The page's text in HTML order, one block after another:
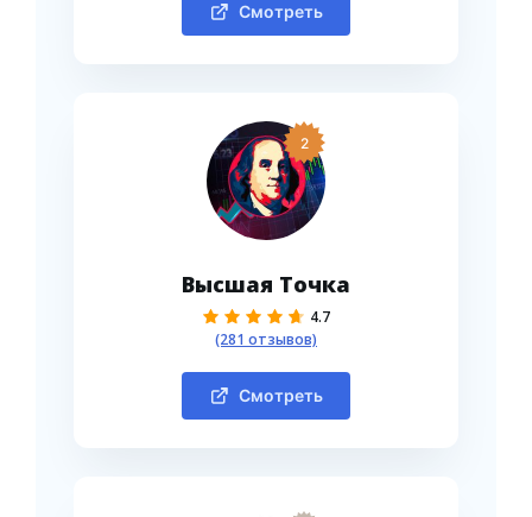
Смотреть
2
Высшая Точка
4.7
(281 отзывов)
Смотреть